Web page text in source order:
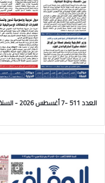
العدد 511 -7 أغسطس 2026 - السنة الثالثة